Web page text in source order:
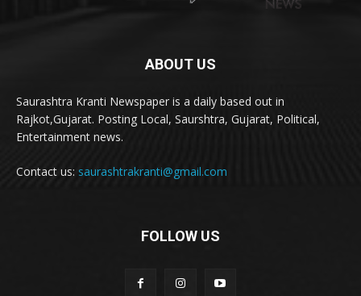
ABOUT US
Saurashtra Kranti Newspaper is a daily based out in
Rajkot,Gujarat. Posting Local, Saurshtra, Gujarat, Political,
Entertainment news.
Contact us: saurashtrakranti@gmail.com
FOLLOW US